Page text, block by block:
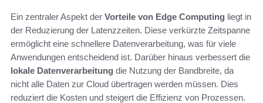
Ein zentraler Aspekt der Vorteile von Edge Computing liegt in
der Reduzierung der Latenzzeiten. Diese verkürzte Zeitspanne
ermöglicht eine schnellere Datenverarbeitung, was für viele
Anwendungen entscheidend ist. Darüber hinaus verbessert die
lokale Datenverarbeitung die Nutzung der Bandbreite, da
nicht alle Daten zur Cloud übertragen werden müssen. Dies
reduziert die Kosten und steigert die Effizienz von Prozessen.